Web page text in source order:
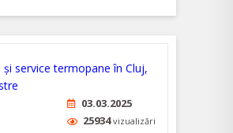
03.03.2025
25934vizualizări